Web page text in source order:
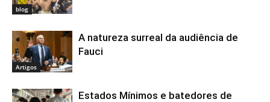
blog
Artigos
A natureza surreal da audiência de
Fauci
Estados Mínimos e batedores de